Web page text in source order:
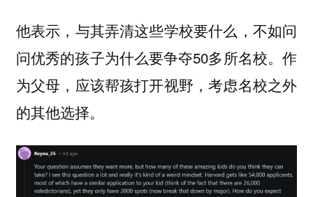
他表示，与其弄清这些学校要什么，不如问
问优秀的孩子为什么要争夺50多所名校。作
为父母，应该帮孩打开视野，考虑名校之外
的其他选择。